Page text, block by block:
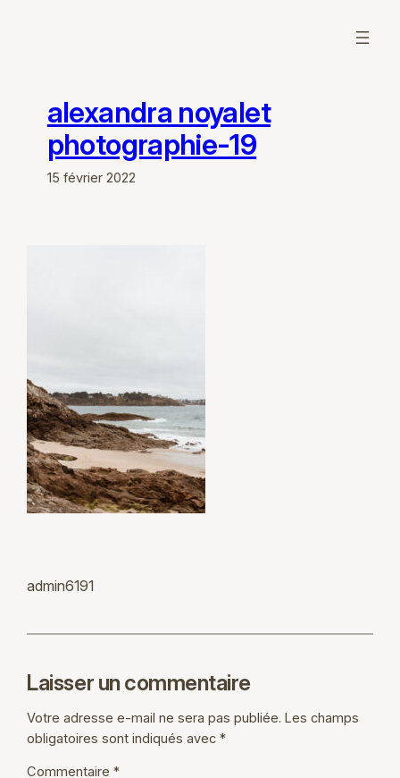
alexandra noyalet
photographie-19
15 février 2022
admin6191
Laisser un commentaire
Votre adresse e-mail ne sera pas publiée. Les champs
obligatoires sont indiqués avec*
Commentaire*